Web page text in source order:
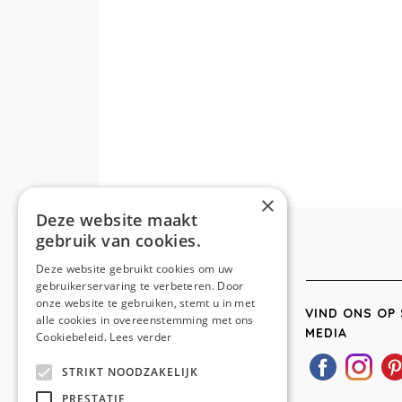
VIND ONS OP
MEDIA
×
Deze website maakt
gebruik van cookies.
Deze website gebruikt cookies om uw
gebruikerservaring te verbeteren. Door
onze website te gebruiken, stemt u in met
alle cookies in overeenstemming met ons
Cookiebeleid. Lees verder
STRIKT NOODZAKELIJK
PRESTATIE